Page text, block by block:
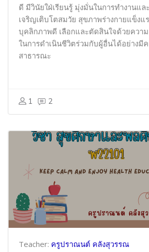
ดี มีวินัยใฝ่เรียนรู้ มุ่งมั่นในการทำงานแ
เจริญเติบโตสมวัย สุขภาพร่างกายแข็งแ
บุคลิกภาพดี เลือกและตัดสินใจด้วยควา
ในการดำเนินชีวิตร่วมกับผู้อื่นได้อย่างมี
สาธารณะ
1 2
Teacher: ครูปราณนต์ คลังสุวรรณ